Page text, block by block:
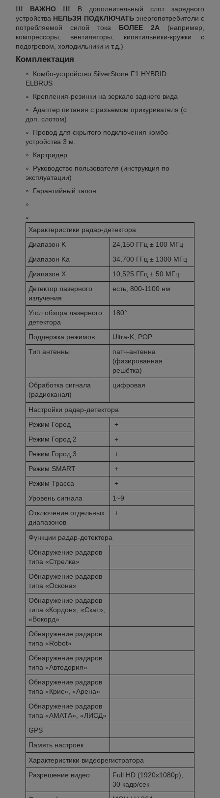
!!! ВАЖНО !!! В дополнительный слот зарядного
устройства НЕЛЬЗЯ ПОДКЛЮЧАТЬэнергопотребители с
потребляемой силой тока БОЛЕЕ 2А (например,
компрессоры, вентиляторы, кипятильники-кружки с
подогревом, холодильники и т.д.)
Комплектация
Комбо-устройство SilverStone F1 HYBRID
ELBRUS
Крепления-резинки на зеркало заднего вида
Адаптер питания с разъемом прикуривателя (с
доп. слотом)
Провод для скрытого подключения комбо-
устройства 3 м.
Картридер
Руководство пользователя (инструкция по
эксплуатации)
Гарантийный талон
Характеристики радар-детектора
Диапазон K
24,150 ГГц ± 100 МГц
Диапазон Ka
34,700 ГГц ± 1300 МГц
Диапазон X
10,525 ГГц ± 50 МГц
Детектор лазерного
излучения
есть, 800-1100 нм
Угол обзора лазерного
детектора
180°
Поддержка режимов
Ultra-K, POP
Тип антенны
патч-антенна
(фазированная
решётка)
Обработка сигнала
(радиоканал)
цифровая
Настройки радар-детектора
Режим Город
+
Режим Город 2
+
Режим Город 3
+
Режим SMART
+
Режим Трасса
+
Уровень сигнала
1~9
Отключение отдельных
диапазонов
+
Функции радар-детектора
Обнаружение радаров
типа «Стрелка»
Обнаружение радаров
типа «Оскона»
Обнаружение радаров
типа «Кордон», «Скат»,
«Вокорд»
Обнаружение радаров
типа «Robot»
Обнаружение радаров
типа «Автодория»
Обнаружение радаров
типа «Крис», «Арена»
Обнаружение радаров
типа «АМАТА», «ЛИСД»
GPS
Память настроек
Характеристики видеорегистратора
Разрешение видео
Full HD (1920х1080p),
30 кадр/сек